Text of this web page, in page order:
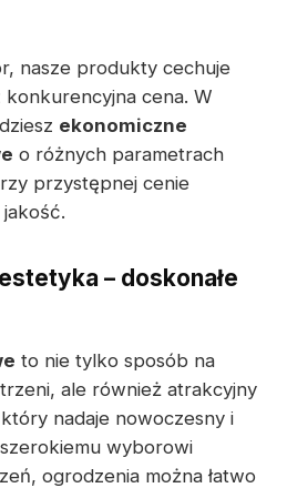
nasze produkty cechuje
cena. W
ekonomiczne
o różnych parametrach
przystępnej cenie
jakość.
– doskonałe
to nie tylko sposób na
ale również atrakcyjny
nadaje nowoczesny i
wyborowi
ogrodzenia można łatwo